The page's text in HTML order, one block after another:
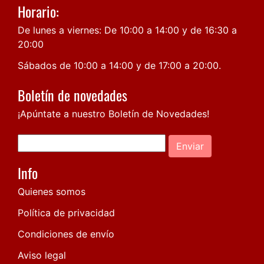
Horario:
De lunes a viernes: De 10:00 a 14:00 y de 16:30 a
20:00
Sábados de 10:00 a 14:00 y de 17:00 a 20:00.
Boletín de novedades
¡Apúntate a nuestro Boletín de Novedades!
Enviar
Info
Quienes somos
Política de privacidad
Condiciones de envío
Aviso legal